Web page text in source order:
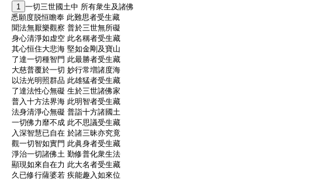
1 一切三世國土中 所有衆生及諸佛
悉願度脱恒瞻奉 此難思者受生藏
聞法無厭樂觀察 普於三世無所礙
身心清淨如虚空 此名稱者受生藏
其心恒住大悲海 堅如金剛及寶山
了達一切種智門 此最勝者受生藏
大慈普覆於一切 妙行常増諸度海
以法光明照群品 此雄猛者受生藏
了達法性心無礙 生於三世諸佛家
普入十方法界海 此明智者受生藏
法身清淨心無礙 普詣十方諸國土
一切佛力靡不成 此不思議受生藏
入深智慧已自在 於諸三昧亦究竟
觀一切智如實門 此眞身者受生藏
淨治一切諸佛土 勤修普化衆生法
顯現如來自在力 此大名者受生藏
久已修行薩婆若 疾能趣入如來位